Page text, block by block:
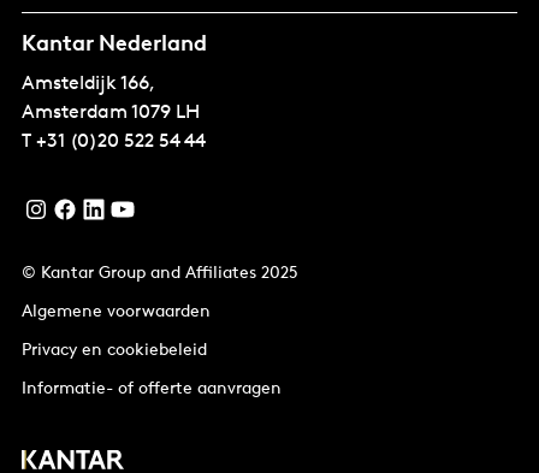
Kantar Nederland
Amsteldijk 166,
Amsterdam 1079 LH
T +31 (0)20 522 54 44
© Kantar Group and Affiliates 2025
Algemene voorwaarden
Privacy en cookiebeleid
Informatie- of offerte aanvragen